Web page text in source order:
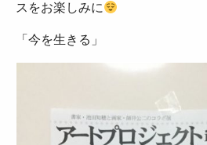
スをお楽しみに
「今を生きる」